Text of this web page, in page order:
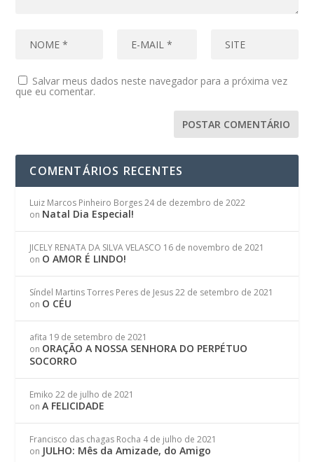
Salvar meus dados neste navegador para a próxima vez
que eu comentar.
COMENTÁRIOS RECENTES
Luiz Marcos Pinheiro Borges 24 de dezembro de 2022
on Natal Dia Especial!
JICELY RENATA DA SILVA VELASCO 16 de novembro de 2021
on O AMOR É LINDO!
Síndel Martins Torres Peres de Jesus 22 de setembro de 2021
on O CÉU
afita 19 de setembro de 2021
on ORAÇÃO A NOSSA SENHORA DO PERPÉTUO
SOCORRO
Emiko 22 de julho de 2021
onA FELICIDADE
Francisco das chagas Rocha 4 de julho de 2021
on JULHO: Mês da Amizade, do Amigo